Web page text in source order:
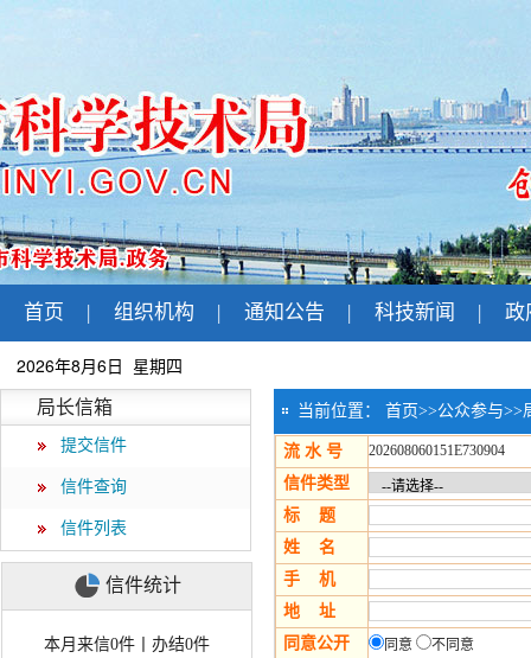
首页 | 组织机构 | 通知公告 | 科技新闻 | 政
2026年8月6日 星期四
局长信箱
提交信件
信件查询
信件列表
信件统计
本月来信0件丨办结0件
当前位置： 首页>>公众参与>>
流 水 号 202608060151E730904
信件类型
标 题
姓 名
手 机
地 址
同意公开
同意 不同意